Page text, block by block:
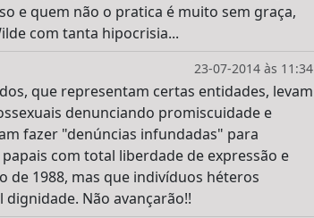
e quem não o pratica é muito sem graça,
com tanta hipocrisia...
23-07-2014 às 11:34
que representam certas entidades, levam
denunciando promiscuidade e
fazer "denúncias infundadas" para
com total liberdade de expressão e
1988, mas que indivíduos héteros
Não avançarão!!